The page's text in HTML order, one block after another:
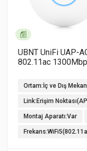
UBNT UniFi UAP-
802.11ac
Ortam:İç ve Dış Mekan
Link:Erişim
Montaj Aparatı:Var